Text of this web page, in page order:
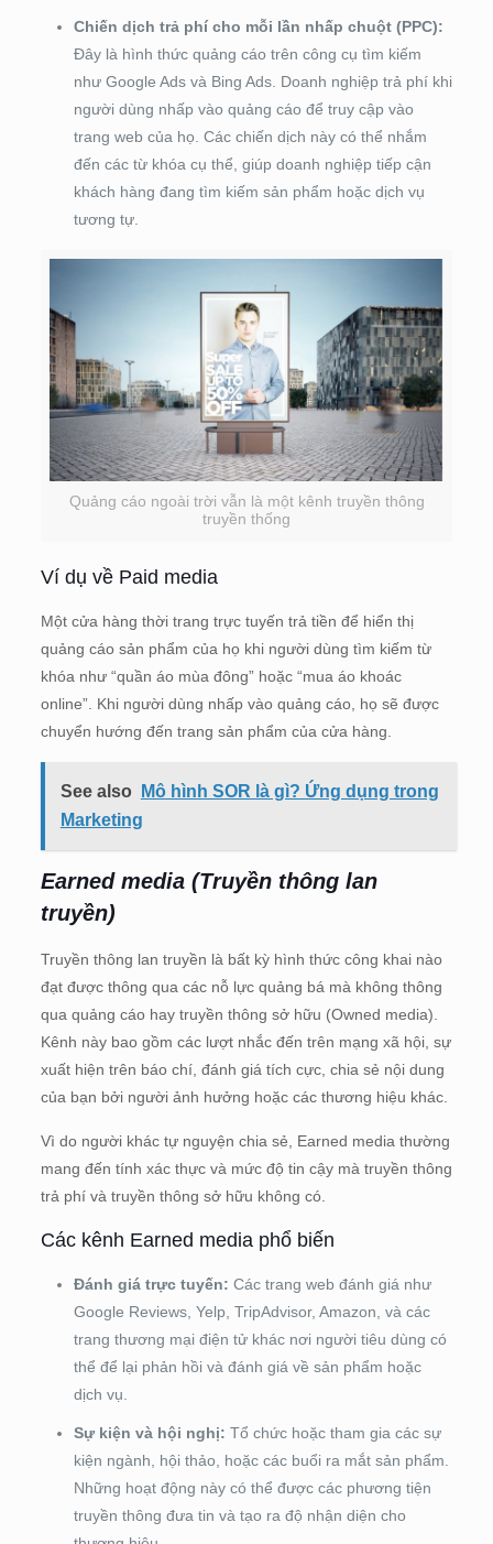
Chiến dịch trả phí cho mỗi lần nhấp chuột (PPC):
Đây là hình thức quảng cáo trên công cụ tìm kiếm
như Google Ads và Bing Ads. Doanh nghiệp trả phí khi
người dùng nhấp vào quảng cáo để truy cập vào
trang web của họ. Các chiến dịch này có thể nhắm
đến các từ khóa cụ thể, giúp doanh nghiệp tiếp cận
khách hàng đang tìm kiếm sản phẩm hoặc dịch vụ
tương tự.
Quảng cáo ngoài trời vẫn là một kênh truyền thông
truyền thống
Ví dụ về Paid media
Một cửa hàng thời trang trực tuyến trả tiền để hiển thị
quảng cáo sản phẩm của họ khi người dùng tìm kiếm từ
khóa như “quần áo mùa đông” hoặc “mua áo khoác
online”. Khi người dùng nhấp vào quảng cáo, họ sẽ được
chuyển hướng đến trang sản phẩm của cửa hàng.
See also
Mô hình SOR là gì? Ứng dụng trong
Marketing
Earned media (Truyền thông lan
truyền)
Truyền thông lan truyền là bất kỳ hình thức công khai nào
đạt được thông qua các nỗ lực quảng bá mà không thông
qua quảng cáo hay truyền thông sở hữu (Owned media).
Kênh này bao gồm các lượt nhắc đến trên mạng xã hội, sự
xuất hiện trên báo chí, đánh giá tích cực, chia sẻ nội dung
của bạn bởi người ảnh hưởng hoặc các thương hiệu khác.
Vì do người khác tự nguyện chia sẻ, Earned media thường
mang đến tính xác thực và mức độ tin cậy mà truyền thông
trả phí và truyền thông sở hữu không có.
Các kênh Earned media phổ biến
Đánh giá trực tuyến: Các trang web đánh giá như
Google Reviews, Yelp, TripAdvisor, Amazon, và các
trang thương mại điện tử khác nơi người tiêu dùng có
thể để lại phản hồi và đánh giá về sản phẩm hoặc
dịch vụ.
Sự kiện và hội nghị: Tổ chức hoặc tham gia các sự
kiện ngành, hội thảo, hoặc các buổi ra mắt sản phẩm.
Những hoạt động này có thể được các phương tiện
truyền thông đưa tin và tạo ra độ nhận diện cho